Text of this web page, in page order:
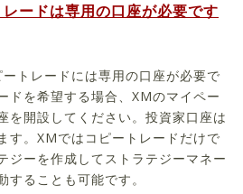
ードは専用の口座が必要です
トレードには専用の口座が必要で
ドを希望する場合、XMのマイペー
を開設してください。投資家口座は
す。XMではコピートレードだけで
ジーを作成してストラテジーマネー
することも可能です。